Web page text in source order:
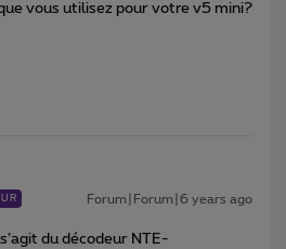
vous utilisez pour votre v5 mini?
Forum|Forum|6 years ago
du décodeur NTE-